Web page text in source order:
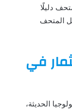
دليلًا
المتحف
في
الحديثة،